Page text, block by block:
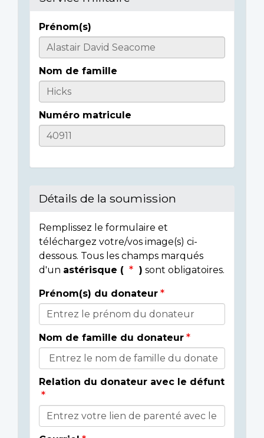
Informations
sur
l'individu
Prénom(s)
Nom de famille
Numéro matricule
Détails de la soumission
Remplissez le formulaire et
téléchargez votre/vos image(s) ci-
dessous. Tous les champs marqués
d'un astérisque ( ) sont obligatoires.
Détails
du
donateur
Prénom(s) du donateur
Nom de famille du donateur
Relation du donateur avec le défunt